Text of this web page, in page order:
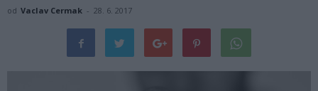
od Vaclav Cermak - 28. 6. 2017